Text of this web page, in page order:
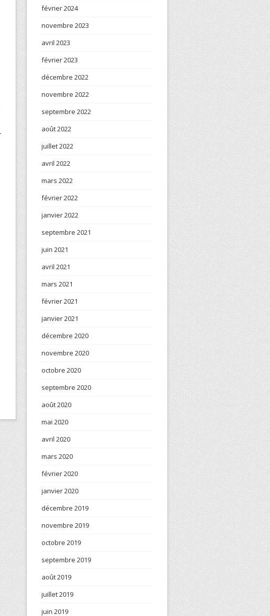
février 2024
novembre 2023
avril 2023
février 2023
décembre 2022
novembre 2022
septembre 2022
août 2022
juillet 2022
avril 2022
mars 2022
février 2022
janvier 2022
septembre 2021
juin 2021
avril 2021
mars 2021
février 2021
janvier 2021
décembre 2020
novembre 2020
octobre 2020
septembre 2020
août 2020
mai 2020
avril 2020
mars 2020
février 2020
janvier 2020
décembre 2019
novembre 2019
octobre 2019
septembre 2019
août 2019
juillet 2019
juin 2019